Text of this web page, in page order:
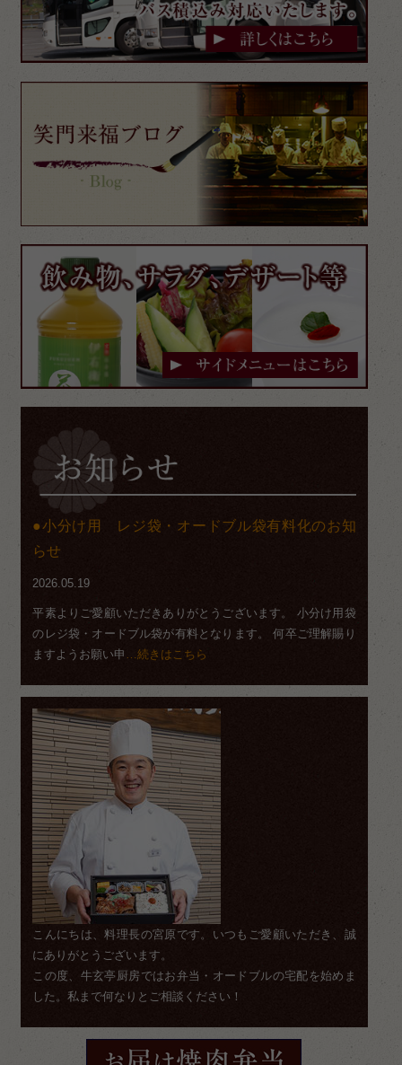
小分け用 レジ袋・オードブル袋有料化のお知
らせ
2026.05.19
平素よりご愛顧いただきありがとうございます。 小分け用袋
のレジ袋・オードブル袋が有料となります。 何卒ご理解賜り
ますようお願い申
…続きはこちら
こんにちは、料理長の宮原です。いつもご愛顧いただき、誠
にありがとうございます。
この度、牛玄亭厨房ではお弁当・オードブルの宅配を始めま
した。私まで何なりとご相談ください！